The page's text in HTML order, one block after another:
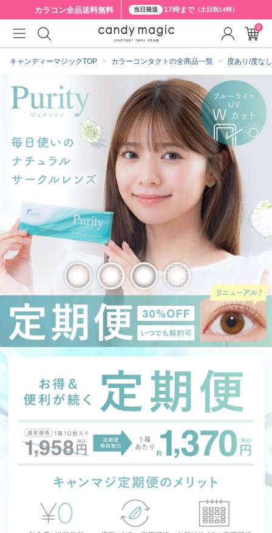
カラコン全品送料無料 当日発送 17時まで（土日祝14時）
キャンディーマジックTOP カラーコンタクトの全商品一覧 度あり/度な
0
クーポン詳細